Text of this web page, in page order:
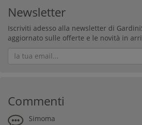
Newsletter
Iscriviti adesso alla newsletter di
aggiornato sulle offerte e le novità in
Commenti
Simoma